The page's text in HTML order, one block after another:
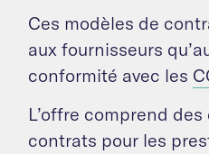
Ces modèles de
aux fournisseurs
conformité avec les
L’offre comprend
contrats pour les